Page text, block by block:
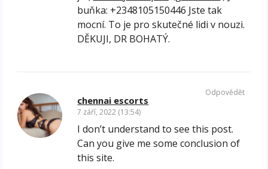
buňka: +2348105150446 Jste tak
mocní. To je pro skutečné lidi v nouzi.
DĚKUJI, DR BOHATÝ.
chennai escorts
7 září, 2022 (13:54)
I don’t understand to see this post.
Can you give me some conclusion of
this site.
Odpovědět